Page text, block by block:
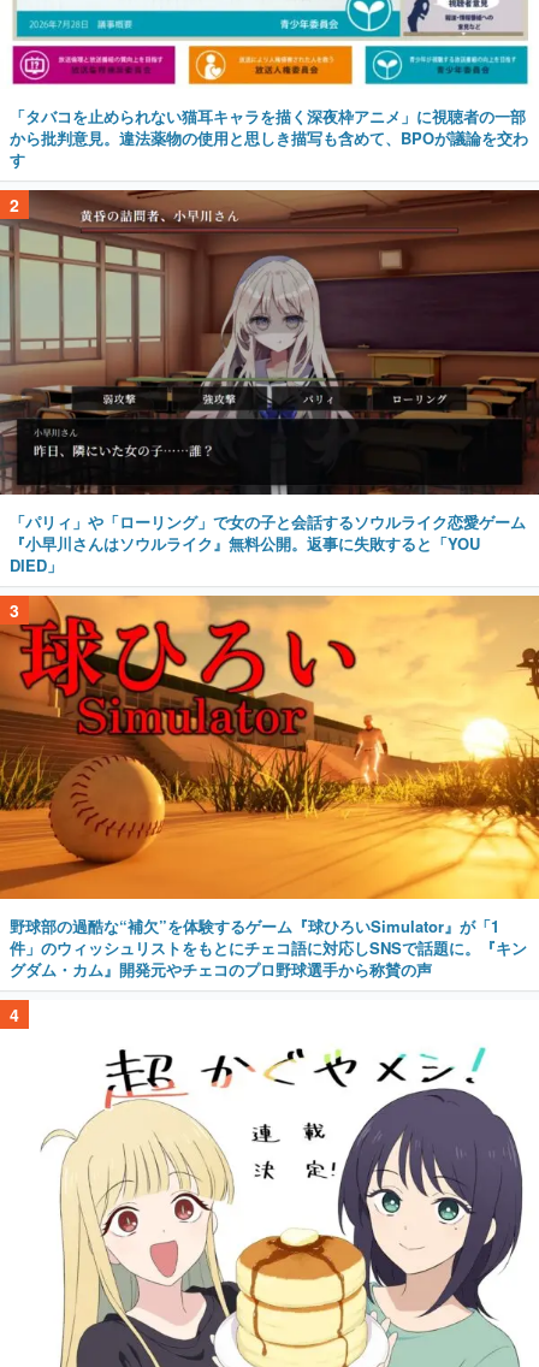
「タバコを止められない猫耳キャラを描く深夜枠アニメ」に視聴者の一部
から批判意見。違法薬物の使用と思しき描写も含めて、BPOが議論を交わ
す
2
「パリィ」や「ローリング」で女の子と会話するソウルライク恋愛ゲーム
『小早川さんはソウルライク』無料公開。返事に失敗すると「YOU
DIED」
3
野球部の過酷な“補欠”を体験するゲーム『球ひろいSimulator』が「1
件」のウィッシュリストをもとにチェコ語に対応しSNSで話題に。『キン
グダム・カム』開発元やチェコのプロ野球選手から称賛の声
4